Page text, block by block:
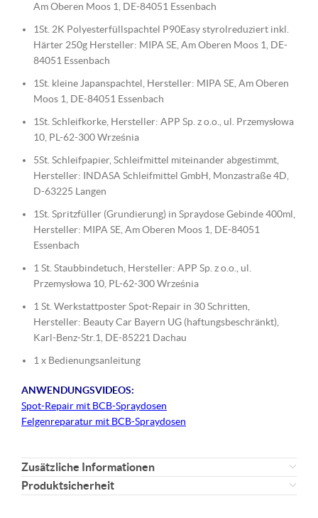
Am Oberen Moos 1, DE-84051 Essenbach
1St. 2K Polyesterfüllspachtel P90Easy styrolreduziert inkl.
Härter 250g Hersteller: MIPA SE, Am Oberen Moos 1, DE-
84051 Essenbach
1St. kleine Japanspachtel, Hersteller: MIPA SE, Am Oberen
Moos 1, DE-84051 Essenbach
1St. Schleifkorke, Hersteller: APP Sp. z o.o., ul. Przemysłowa
10, PL-62-300 Września
5St. Schleifpapier, Schleifmittel miteinander abgestimmt,
Hersteller: INDASA Schleifmittel GmbH, Monzastraße 4D,
D-63225 Langen
1St. Spritzfüller (Grundierung) in Spraydose Gebinde 400ml,
Hersteller: MIPA SE, Am Oberen Moos 1, DE-84051
Essenbach
1 St. Staubbindetuch, Hersteller: APP Sp. z o.o., ul.
Przemysłowa 10, PL-62-300 Września
1 St. Werkstattposter Spot-Repair in 30 Schritten,
Hersteller: Beauty Car Bayern UG (haftungsbeschränkt),
Karl-Benz-Str.1, DE-85221 Dachau
1 x Bedienungsanleitung
ANWENDUNGSVIDEOS:
Spot-Repair mit BCB-Spraydosen
Felgenreparatur mit BCB-Spraydosen
Zusätzliche Informationen
Produktsicherheit